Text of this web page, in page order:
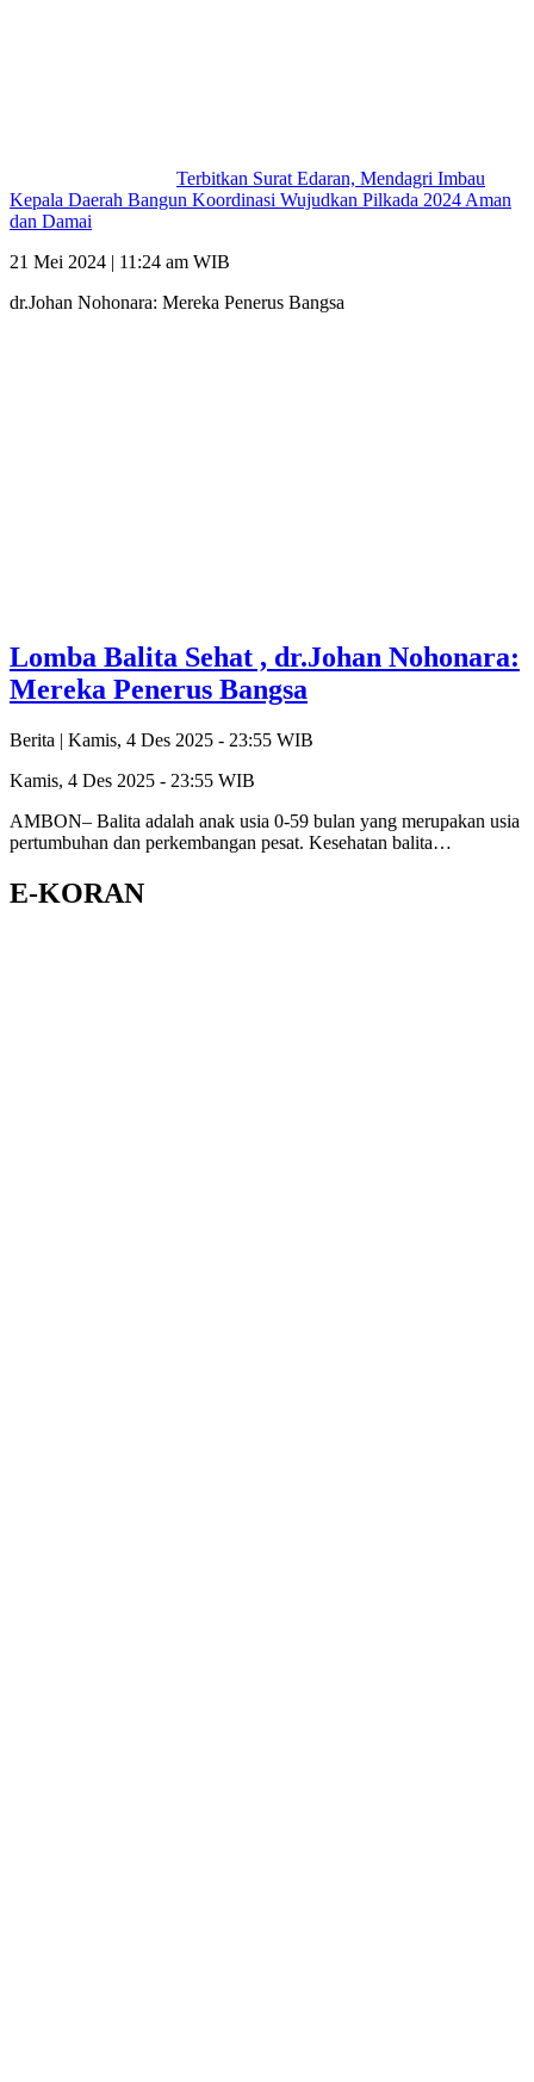
Terbitkan Surat Edaran, Mendagri Imbau
Kepala Daerah Bangun Koordinasi Wujudkan Pilkada 2024 Aman
dan Damai
21 Mei 2024 | 11:24 am WIB
dr.Johan Nohonara: Mereka Penerus Bangsa
Lomba Balita Sehat , dr.Johan Nohonara:
Mereka Penerus Bangsa
Berita | Kamis, 4 Des 2025 - 23:55 WIB
Kamis, 4 Des 2025 - 23:55 WIB
AMBON– Balita adalah anak usia 0-59 bulan yang merupakan usia
pertumbuhan dan perkembangan pesat. Kesehatan balita…
E-KORAN